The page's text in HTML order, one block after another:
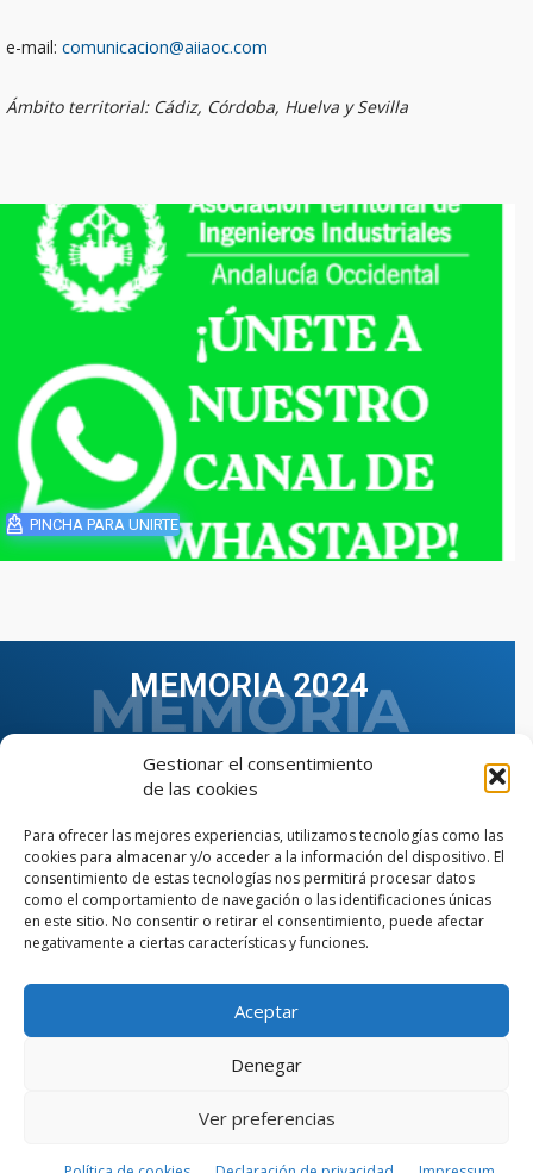
Gestionar el consentimiento
de las cookies
Para ofrecer las mejores experiencias, utilizamos tecnologías como las
cookies para almacenar y/o acceder a la información del dispositivo. El
consentimiento de estas tecnologías nos permitirá procesar datos
como el comportamiento de navegación o las identificaciones únicas
en este sitio. No consentir o retirar el consentimiento, puede afectar
negativamente a ciertas características y funciones.
Aceptar
Denegar
Ver preferencias
e-mail: comunicacion@aiiaoc.com
Ámbito territorial: Cádiz, Córdoba, Huelva y Sevilla
PINCHA PARA UNIRTE
MEMORIA 2024
VER TODAS LAS MEMORIAS
© Copyright © 2023 AIIAOC - Asociación Territorial de
Ingenieros Industriales de Andalucía Occidental. Página